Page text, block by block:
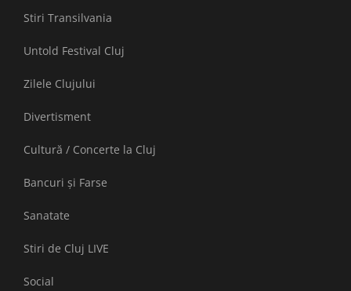
Stiri Transilvania
Untold Festival Cluj
Zilele Clujului
Divertisment
Cultură / Concerte la Cluj
Bancuri și Farse
Sanatate
Stiri de Cluj LIVE
Social